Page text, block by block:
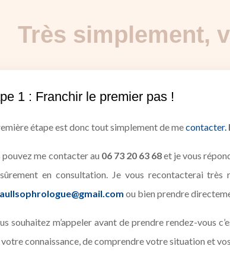
Très simplement,
1 : Franchir le premier pas !
étape est donc tout simplement de mecontacter.
pouvez me contacter au 06 73 20 63 68et je vous
en consultation. Je vous recontacterai très
ou bien prendre
souhaitez m’appeler avant de prendre rendez-vous
connaissance, de comprendre votre situation et